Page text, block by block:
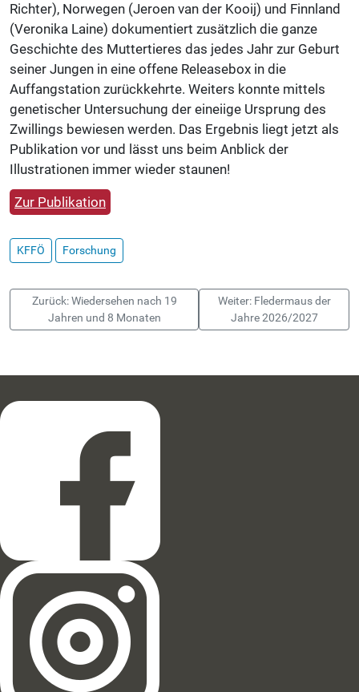
Richter), Norwegen (Jeroen van der Kooij) und Finnland
(Veronika Laine) dokumentiert zusätzlich die ganze
Geschichte des Muttertieres das jedes Jahr zur Geburt
seiner Jungen in eine offene Releasebox in die
Auffangstation zurückkehrte. Weiters konnte mittels
genetischer Untersuchung der eineiige Ursprung des
Zwillings bewiesen werden. Das Ergebnis liegt jetzt als
Publikation vor und lässt uns beim Anblick der
Illustrationen immer wieder staunen!
Zur Publikation
KFFÖ Forschung
Zurück: Wiedersehen nach 19
Jahren und 8 Monaten
Weiter: Fledermaus der
Jahre 2026/2027